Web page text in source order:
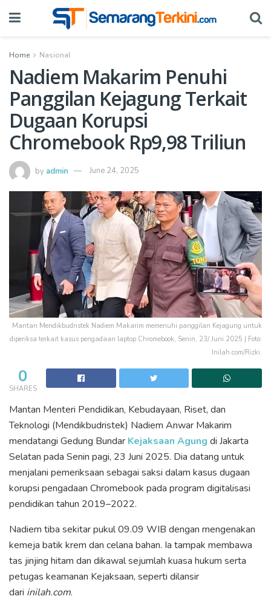
Home Nasional
Nadiem Makarim Penuhi
Panggilan Kejagung Terkait
Dugaan Korupsi
Chromebook Rp9,98 Triliun
by admin June 24, 2025
Mantan Mendikbudristek Nadiem Makarim memenuhi panggilan Kejagung untuk
diperiksa terkait kasus pengadaan laptop Chromebook, Senin, 23/ Juni 2025 | Foto:
Inilah.com/Rizki.
0
SHARES
Mantan Menteri Pendidikan, Kebudayaan, Riset, dan
Teknologi (Mendikbudristek) Nadiem Anwar Makarim
mendatangi Gedung Bundar Kejaksaan Agung di Jakarta
Selatan pada Senin pagi, 23 Juni 2025. Dia datang untuk
menjalani pemeriksaan sebagai saksi dalam kasus dugaan
korupsi pengadaan Chromebook pada program digitalisasi
pendidikan tahun 2019–2022.
Nadiem tiba sekitar pukul 09.09 WIB dengan mengenakan
kemeja batik krem dan celana bahan. Ia tampak membawa
tas jinjing hitam dan dikawal sejumlah kuasa hukum serta
petugas keamanan Kejaksaan, seperti dilansir
dari inilah.com.